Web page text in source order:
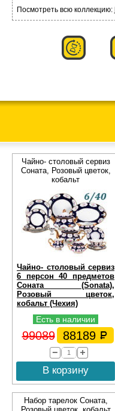
Посмотреть всю коллекцию:
Чайно- столовый сервиз
Соната, Розовый цветок,
кобальт
Чайно- столовый сервиз
6 персон 40 предметов
Соната (Sonata),
Розовый цветок,
кобальт (Чехия)
Есть в наличии
99089 88189
В корзину
Набор тарелок Соната,